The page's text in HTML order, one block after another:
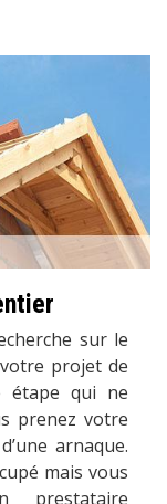
sur le
projet de
étape qui ne
prenez votre
arnaque.
mais vous
prestataire